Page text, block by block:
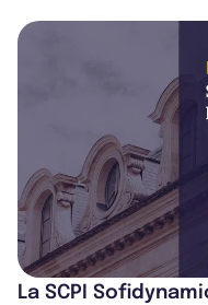
La SCPI